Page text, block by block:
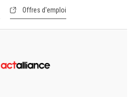
Offres d'emploi